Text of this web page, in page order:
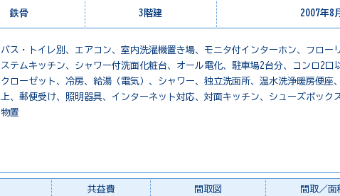
鉄骨 3階建 2007年8
バス・トイレ別、エアコン、室内洗濯機置き場、モニタ付インターホン、フロー
ステムキッチン、シャワー付洗面化粧台、オール電化、駐車場2台分、コンロ2口
クローゼット、冷房、給湯（電気）、シャワー、独立洗面所、温水洗浄暖房便座
上、郵便受け、照明器具、インターネット対応、対面キッチン、シューズボック
物置
共益費 間取図 間取／面